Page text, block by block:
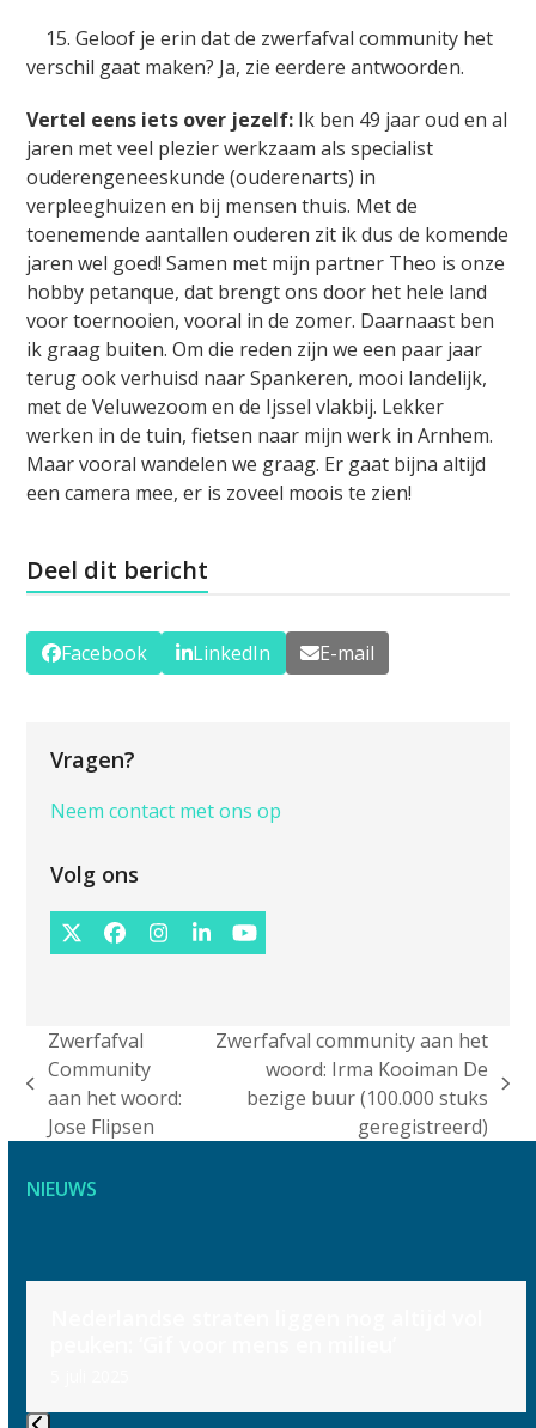
15. Geloof je erin dat de zwerfafval community het
verschil gaat maken? Ja, zie eerdere antwoorden.
Vertel eens iets over jezelf: Ik ben 49 jaar oud en al
jaren met veel plezier werkzaam als specialist
ouderengeneeskunde (ouderenarts) in
verpleeghuizen en bij mensen thuis. Met de
toenemende aantallen ouderen zit ik dus de komende
jaren wel goed! Samen met mijn partner Theo is onze
hobby petanque, dat brengt ons door het hele land
voor toernooien, vooral in de zomer. Daarnaast ben
ik graag buiten. Om die reden zijn we een paar jaar
terug ook verhuisd naar Spankeren, mooi landelijk,
met de Veluwezoom en de Ijssel vlakbij. Lekker
werken in de tuin, fietsen naar mijn werk in Arnhem.
Maar vooral wandelen we graag. Er gaat bijna altijd
een camera mee, er is zoveel moois te zien!
Deel dit bericht
Facebook LinkedIn E-mail
Vragen?
Neem contact met ons op
Volg ons
Twitter
(deprecated)
Facebook
Instagram
LinkedInYouTube
previous
post:
Zwerfafval
Community
aan het woord:
Jose Flipsen
Zwerfafval community aan het
woord: Irma Kooiman De
bezige buur (100.000 stuks
geregistreerd)
NIEUWS
right